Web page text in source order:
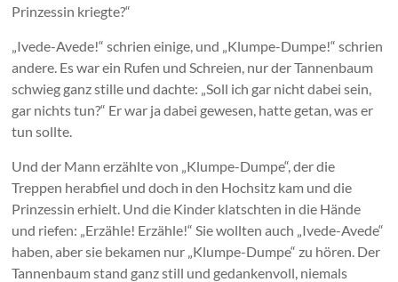
Prinzessin kriegte?“
„Ivede-Avede!“ schrien einige, und „Klumpe-Dumpe!“ schrien
andere. Es war ein Rufen und Schreien, nur der Tannenbaum
schwieg ganz stille und dachte: „Soll ich gar nicht dabei sein,
gar nichts tun?“ Er war ja dabei gewesen, hatte getan, was er
tun sollte.
Und der Mann erzählte von „Klumpe-Dumpe“, der die
Treppen herabfiel und doch in den Hochsitz kam und die
Prinzessin erhielt. Und die Kinder klatschten in die Hände
und riefen: „Erzähle! Erzähle!“ Sie wollten auch „Ivede-Avede“
haben, aber sie bekamen nur „Klumpe-Dumpe“ zu hören. Der
Tannenbaum stand ganz still und gedankenvoll, niemals